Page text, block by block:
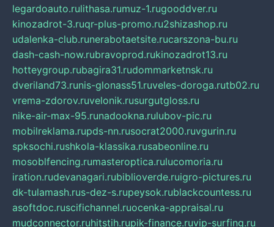
legardoauto.rulithasa.rumuz-1.rugooddver.ru
kinozadrot-3.ruqr-plus-promo.ru2shizashop.ru
udalenka-club.runerabotaetsite.rucarszona-bu.ru
dash-cash-now.rubravoprod.rukinozadrot13.ru
hotteygroup.rubagira31.rudommarketnsk.ru
dveriland73.runis-glonass51.ruveles-doroga.rutb02.ru
vrema-zdorov.ruvelonik.rusurgutgloss.ru
nike-air-max-95.runadookna.rulubov-pic.ru
mobilreklama.rupds-nn.rusocrat2000.ruvgurin.ru
spksochi.rushkola-klassika.rusabeonline.ru
mosoblfencing.rumasteroptica.rulucomoria.ru
iration.rudevanagari.rubiblioverde.ruigro-pictures.ru
dk-tulamash.rus-dez-s.rupeysok.rublackcountess.ru
asoftdoc.ruscifichannel.ruocenka-appraisal.ru
mudconnector.ruhitstih.rupik-finance.ruvip-surfing.ru